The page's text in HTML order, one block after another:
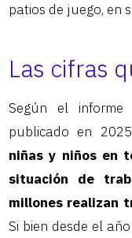
patios de juego, en
Las cifras
Según el
publicado en
niñas y niños en
situación de
millones realizan
Si bien desde el